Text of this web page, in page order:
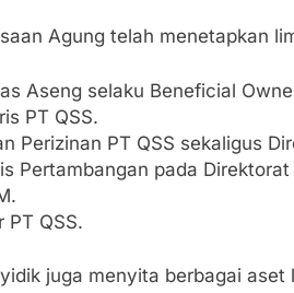
Agung telah menetapkan
Aseng selaku Beneficial
PT QSS.
Perizinan PT QSS sekaligus
Pertambangan pada
PT QSS.
juga menyita berbagai